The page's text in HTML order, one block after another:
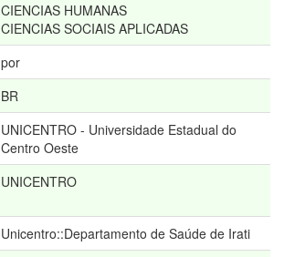
CIENCIAS HUMANAS
CIENCIAS SOCIAIS APLICADAS
por
BR
UNICENTRO - Universidade Estadual do
Centro Oeste
UNICENTRO
Unicentro::Departamento de Saúde de Irati